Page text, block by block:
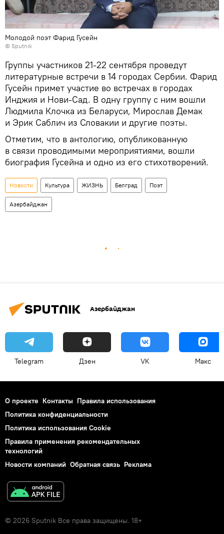
Молодой поэт Фарид Гусейн
© Sputnik
Группы участников 21-22 сентября проведут
литературные встречи в 14 городах Сербии. Фарид
Гусейн примет участие во встречах в городах
Инджия и Нови-Сад. В одну группу с ним вошли
Людмила Клочка из Беларуси, Мирослав Демак
и Эрик Саблич из Словакии и другие поэты.
Отметим, что в антологию, опубликованную
в связи проводимыми мероприятиями, вошли
биография Гусейна и одно из его стихотворений.
Новости Культура ЖИЗНЬ Белград Поэт
Азербайджан
Азербайджан
Telegram Дзен VK Макс
О проекте Контакты Правила использования
Политика конфиденциальности
Политика использования Cookie
Правила применения рекомендательных
технологий
Новости компаний Обратная связь Реклама
© 2026 Sputnik Все права защищены. 18+